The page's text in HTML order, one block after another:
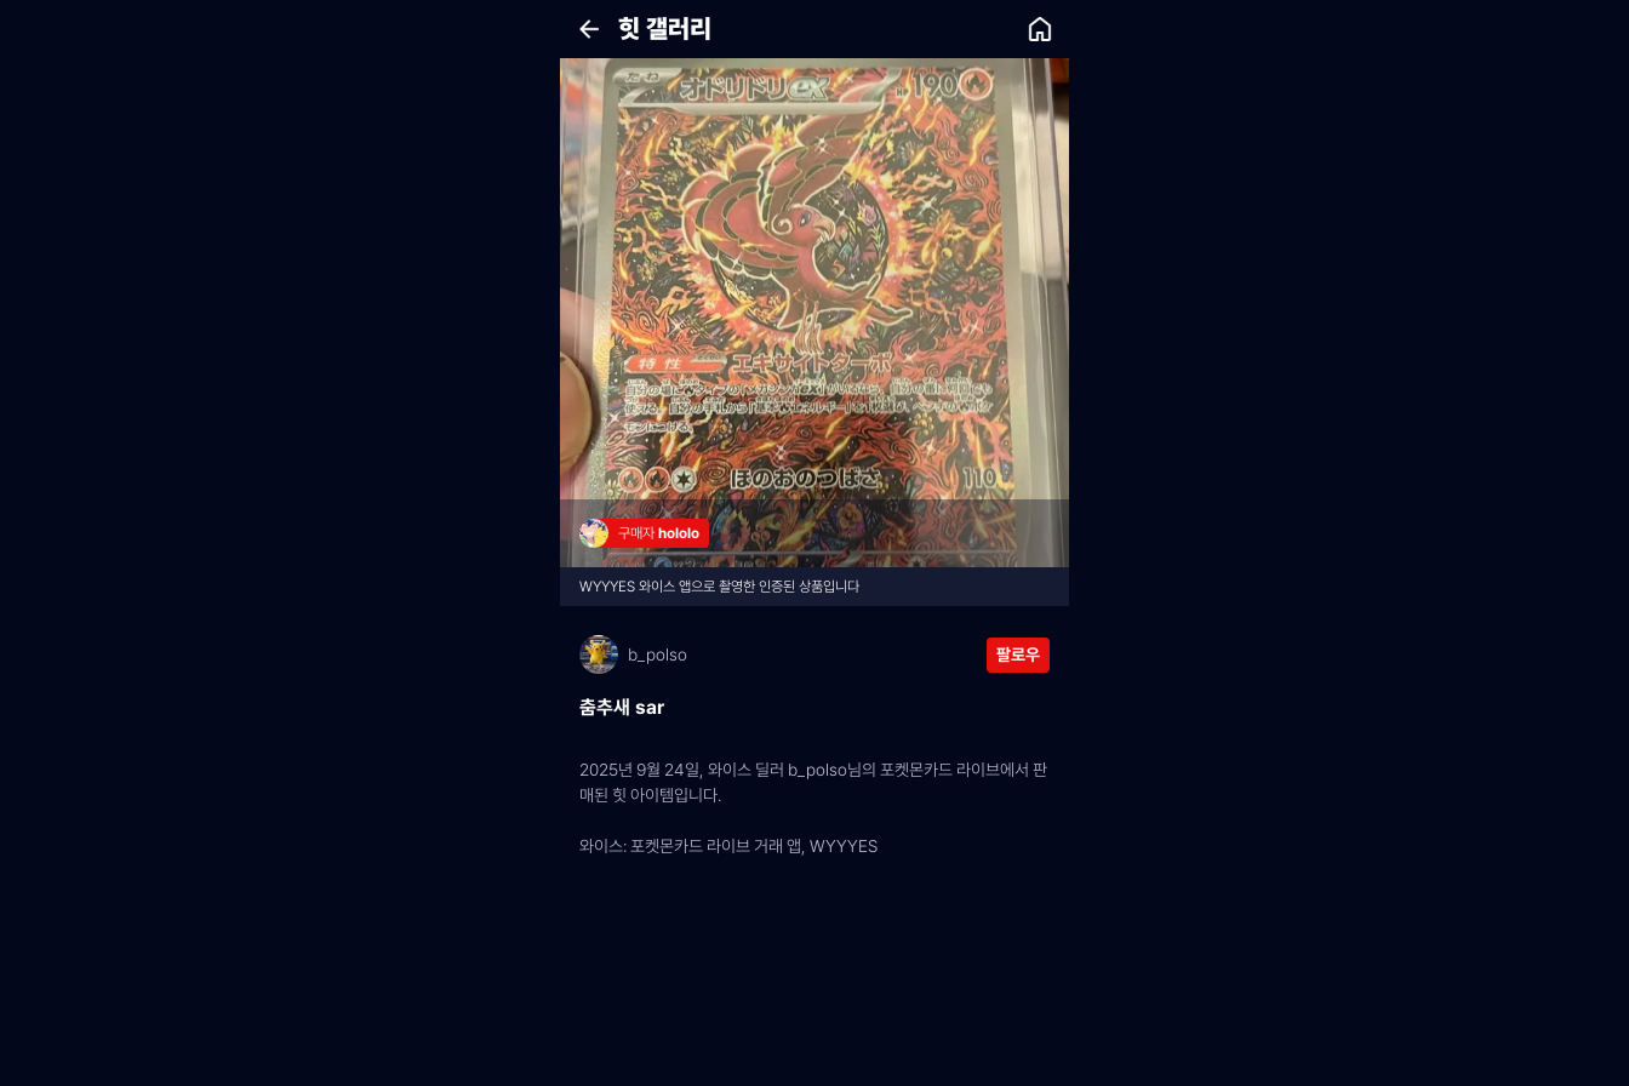
힛 갤러리
구매자 hololo
WYYYES 와이스 앱으로 촬영한 인증된 상품입니다
b_polso 팔로우
춤추새 sar
2025년 9월 24일, 와이스 딜러 b_polso님의 포켓몬카드 라이브에서 판
매된 힛 아이템입니다.
와이스: 포켓몬카드 라이브 거래 앱, WYYYES